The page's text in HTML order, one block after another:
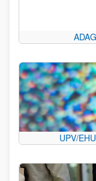
UPV/